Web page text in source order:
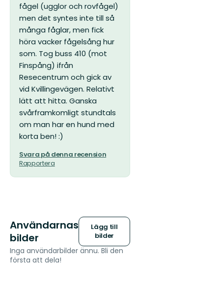
fågel (ugglor och rovfågel)
men det syntes inte till så
många fåglar, men fick
höra vacker fågelsång hur
som. Tog buss 410 (mot
Finspång) ifrån
Resecentrum och gick av
vid Kvillingevägen. Relativt
lätt att hitta. Ganska
svårframkomligt stundtals
om man har en hund med
korta ben! :)
Svara på denna recension
Rapportera
Användarnas
bilder
Lägg till
bilder
Inga användarbilder ännu. Bli den
första att dela!